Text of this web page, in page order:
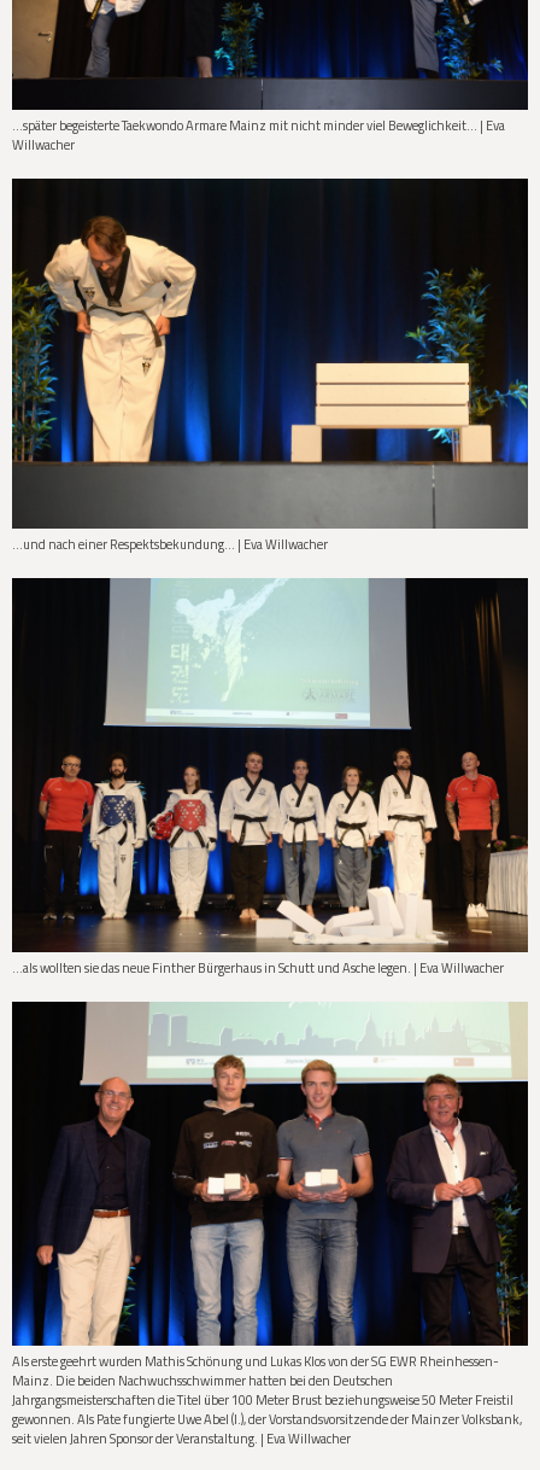
…später begeisterte Taekwondo Armare Mainz mit nicht minder viel Beweglichkeit… | Eva
Willwacher
...und nach einer Respektsbekundung... | Eva Willwacher
...als wollten sie das neue Finther Bürgerhaus in Schutt und Asche legen. | Eva Willwacher
Als erste geehrt wurden Mathis Schönung und Lukas Klos von der SG EWR Rheinhessen-
Mainz. Die beiden Nachwuchsschwimmer hatten bei den Deutschen
Jahrgangsmeisterschaften die Titel über 100 Meter Brust beziehungsweise 50 Meter Freistil
gewonnen. Als Pate fungierte Uwe Abel (l.), der Vorstandsvorsitzende der Mainzer Volksbank,
seit vielen Jahren Sponsor der Veranstaltung. | Eva Willwacher